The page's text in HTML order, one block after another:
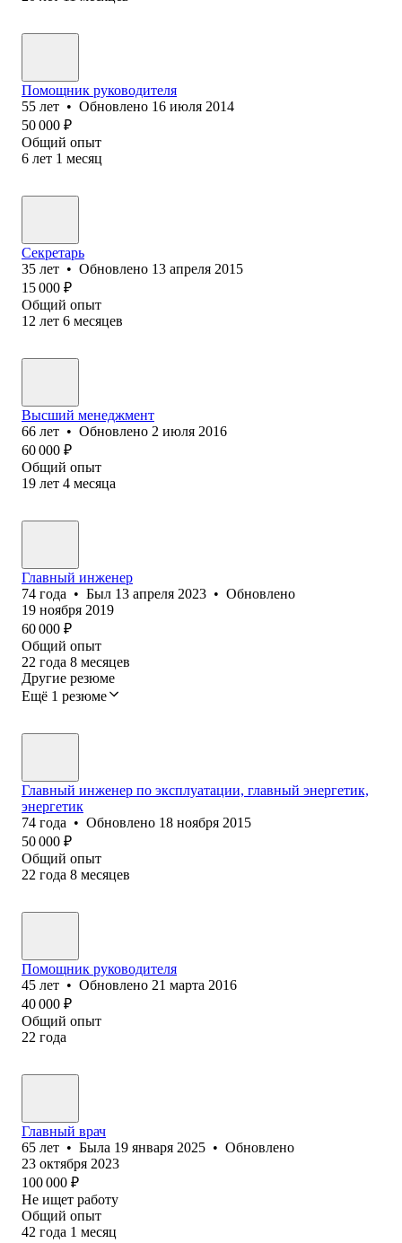
Помощник руководителя
55 лет • Обновлено 16 июля 2014
50 000 ₽
Общий опыт
6 лет 1 месяц
Секретарь
35 лет • Обновлено 13 апреля 2015
15 000 ₽
Общий опыт
12 лет 6 месяцев
Высший менеджмент
66 лет • Обновлено 2 июля 2016
60 000 ₽
Общий опыт
19 лет 4 месяца
Главный инженер
74 года • Был 13 апреля 2023 • Обновлено
19 ноября 2019
60 000 ₽
Общий опыт
22 года 8 месяцев
Другие резюме
Ещё 1 резюме
Главный инженер по эксплуатации, главный энергетик,
энергетик
74 года • Обновлено 18 ноября 2015
50 000 ₽
Общий опыт
22 года 8 месяцев
Помощник руководителя
45 лет • Обновлено 21 марта 2016
40 000 ₽
Общий опыт
22 года
Главный врач
65 лет • Была 19 января 2025 • Обновлено
23 октября 2023
100 000 ₽
Не ищет работу
Общий опыт
42 года 1 месяц